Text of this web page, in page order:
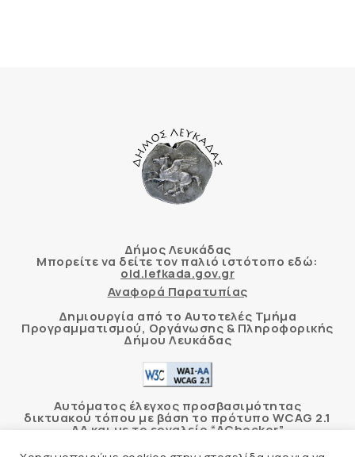
Δήμος Λευκάδας
Μπορείτε να δείτε τον παλιό ιστότοπο εδώ:
old.lefkada.gov.gr
Αναφορά Παρατυπίας
Δημιουργία από το Αυτοτελές Τμήμα
Προγραμματισμού, Οργάνωσης & Πληροφορικής
Δήμου Λευκάδας
Αυτόματος έλεγχος προσβασιμότητας
δικτυακού τόπου με βάση το πρότυπο WCAG 2.1
AA και με το εργαλείο “AChecker”